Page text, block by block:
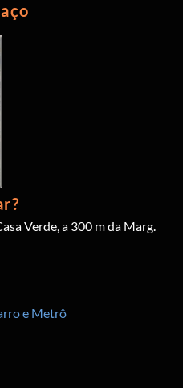
Verde, a 300 m da Marg.
e Metrô